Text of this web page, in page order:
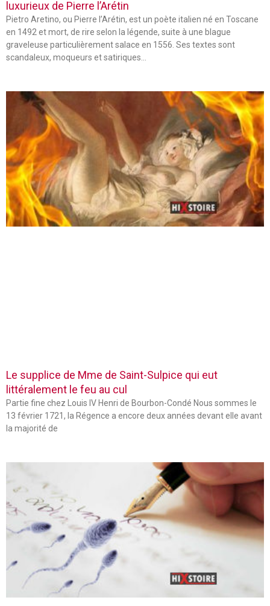
luxurieux de Pierre l’Arétin
Pietro Aretino, ou Pierre l’Arétin, est un poète italien né en Toscane
en 1492 et mort, de rire selon la légende, suite à une blague
graveleuse particulièrement salace en 1556. Ses textes sont
scandaleux, moqueurs et satiriques…
Le supplice de Mme de Saint-Sulpice qui eut
littéralement le feu au cul
Partie fine chez Louis IV Henri de Bourbon-Condé Nous sommes le
13 février 1721, la Régence a encore deux années devant elle avant
la majorité de